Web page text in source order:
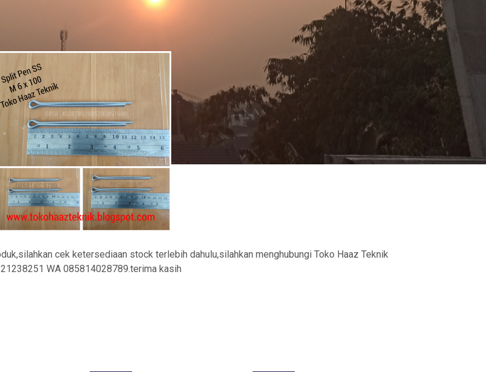
cek ketersediaan stock terlebih dahulu,silahkan menghubungi Toko Haaz Teknik
WA 085814028789.terima kasih